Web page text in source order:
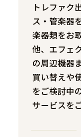
トレファク
ス・管楽器
楽器類をお
他、エフェ
の周辺機器
買い替えや
をご検討中
サービスを